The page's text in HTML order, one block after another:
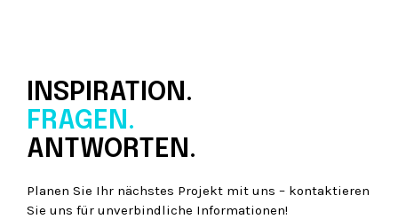
INSPIRATION.
FRAGEN.
ANTWORTEN.
Planen Sie Ihr nächstes Projekt mit uns – kontaktieren
Sie uns für unverbindliche Informationen!